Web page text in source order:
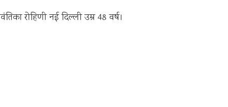
रोहिणी नई दिल्ली उम्र 48 वर्ष।